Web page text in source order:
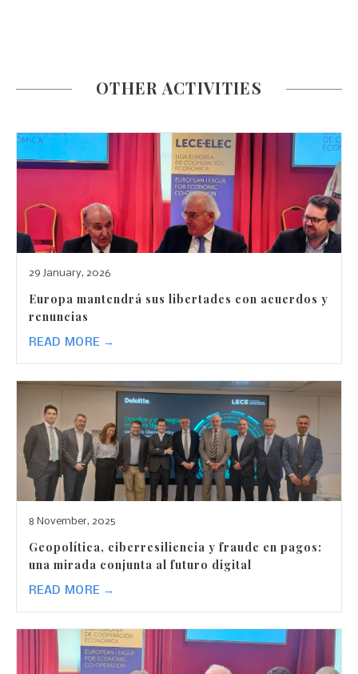
OTHER ACTIVITIES
29 January, 2026
Europa mantendrá sus libertades con acuerdos y
renuncias
READ MORE →
8 November, 2025
Geopolítica, ciberresiliencia y fraude en pagos:
una mirada conjunta al futuro digital
READ MORE →